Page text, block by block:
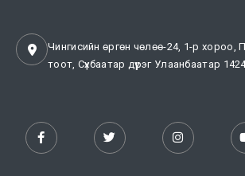
Чингисийн өргөн чөлөө-24, 1-р хороо,
тоот, Сүхбаатар дүүрэг Улаанбаатар